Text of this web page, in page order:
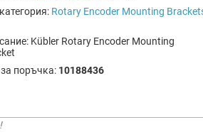
Rotary Encoder Mounting
Kübler Rotary Encoder Mounting
поръчка: 10188436